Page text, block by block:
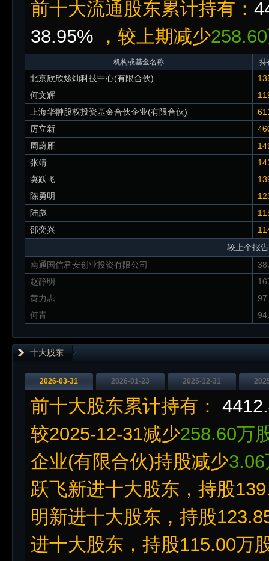
前十大流通股东累计持有：
38.95% ，较上期减少
机构或基金名称 持
北京欣欣炫灿科技中心(有限合伙)
何文辉
上海华翀股权投资基金合伙企业(有限合伙)
厉立新
周蔚雁
张靖
冀跃飞
陈勇明
陆彪
邵奕兴
较上个报
南通国信君安创业投资有限公司
赵静明
黄力志
何青
十大股东
2026-03-31 2026-01-23 2025-12-31
前十大股东累计持有：
较2025-12-31减少258.60万
企业(有限合伙)持股减少
跃飞新进十大股东，持股
明新进十大股东，持股
进十大股东，持股115.00万